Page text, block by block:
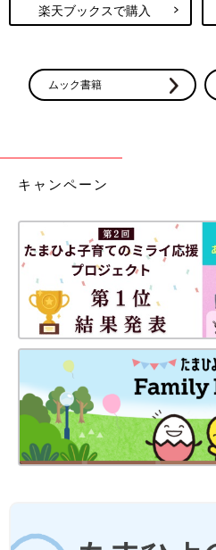
楽天ブックスで購入
ムック書籍
キャンペーン